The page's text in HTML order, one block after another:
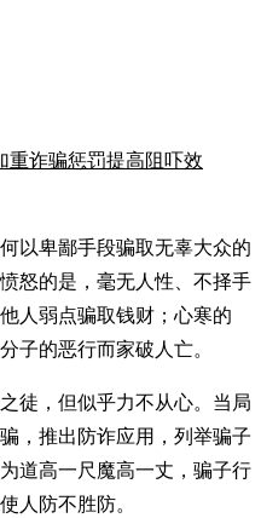
重诈骗惩罚提高阻吓效
以卑鄙手段骗取无辜大众的
怒的是，毫无人性、不择手
人弱点骗取钱财；心寒的
子的恶行而家破人亡。
徒，但似乎力不从心。当局
，推出防诈应用，列举骗子
道高一尺魔高一丈，骗子行
人防不胜防。